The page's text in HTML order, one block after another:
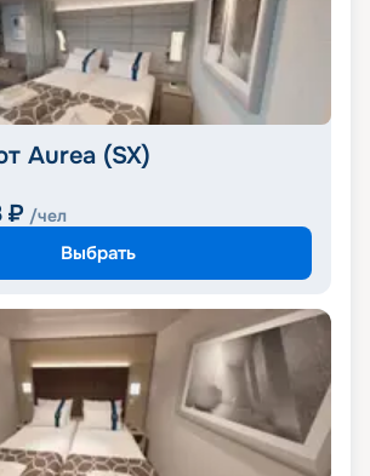
Aurea (SX)
₽ /чел
Выбрать